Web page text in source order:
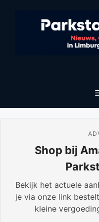
Shop bij
Bekijk het actuele
je via onze link
kleine